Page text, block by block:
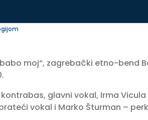
moj“, zagrebački etno-bend
glavni vokal, Irma
vokal i Marko Šturman –